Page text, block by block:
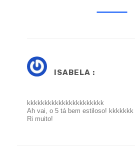
ISABELA :
kkkkkkkkkkkkkkkkkkkkkk
Ah vai, o 5 tá bem estiloso! kkkkkkk
Ri muito!